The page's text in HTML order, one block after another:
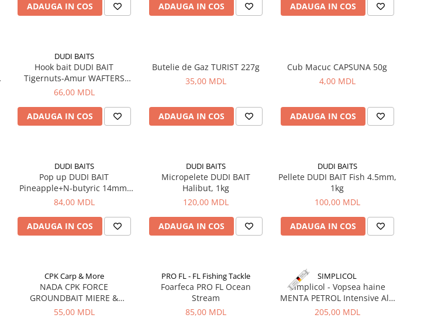
ADAUGA IN COS ADAUGA IN COS ADAUGA IN COS
DUDI BAITS
Hook bait DUDI BAIT
Tigernuts-Amur WAFTERS
14+16mm, 100g
66,00 MDL
ADAUGA IN COS
Butelie de Gaz TURIST 227g
35,00 MDL
ADAUGA IN COS
Cub Macuc CAPSUNA 50g
4,00 MDL
ADAUGA IN COS
DUDI BAITS
Pop up DUDI BAIT
Pineapple+N-butyric 14mm,
20g
84,00 MDL
ADAUGA IN COS
DUDI BAITS
Micropelete DUDI BAIT
Halibut, 1kg
120,00 MDL
ADAUGA IN COS
DUDI BAITS
Pellete DUDI BAIT Fish 4.5mm,
1kg
100,00 MDL
ADAUGA IN COS
CPK Carp & More
NADA CPK FORCE
GROUNDBAIT MIERE &
CANEPA, 1kg
55,00 MDL
PRO FL - FL Fishing Tackle
Foarfeca PRO FL Ocean
Stream
85,00 MDL
SIMPLICOL
Simplicol - Vopsea haine
MENTA PETROL Intensive All-
in,400g+150ml
205,00 MDL